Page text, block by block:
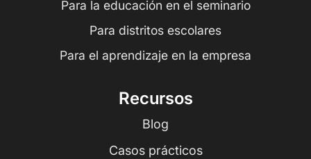
Para la educación en el seminario
Para distritos escolares
Para el aprendizaje en la empresa
Recursos
Blog
Casos prácticos